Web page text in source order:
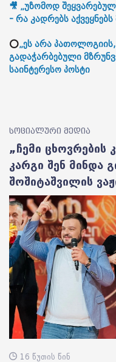
🎥 „უზომოდ
- რა კადრებს
⭕„ეს არა
გადაჭარბებული
საინტერესო პოსტი
სოციალური მედია
„ჩემი ცხოვრების
კარგი შენ მინდა
შოშიტაშვილის
16 წუთის წინ